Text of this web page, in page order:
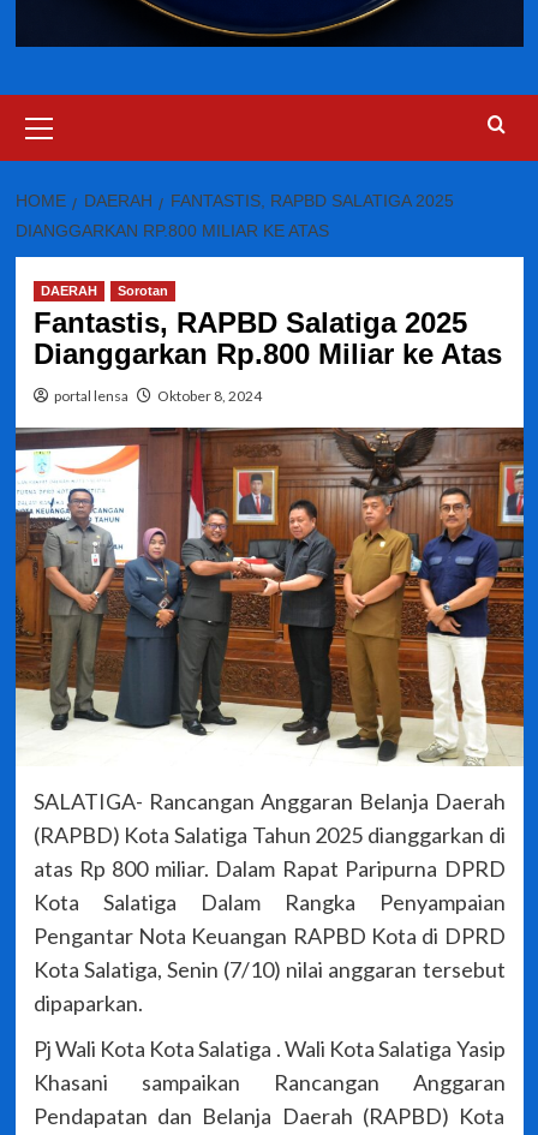
Menu
HOME DAERAH
FANTASTIS, RAPBD SALATIGA 2025
DIANGGARKAN RP.800 MILIAR KE ATAS
DAERAH Sorotan
Fantastis, RAPBD Salatiga 2025
Dianggarkan Rp.800 Miliar ke Atas
portal lensa Oktober 8, 2024
SALATIGA- Rancangan Anggaran Belanja Daerah
(RAPBD) Kota Salatiga Tahun 2025 dianggarkan di
atas Rp 800 miliar. Dalam Rapat Paripurna DPRD
Kota Salatiga Dalam Rangka Penyampaian
Pengantar Nota Keuangan RAPBD Kota di DPRD
Kota Salatiga, Senin (7/10) nilai anggaran tersebut
dipaparkan.
Pj Wali Kota Kota Salatiga . Wali Kota Salatiga Yasip
Khasani sampaikan Rancangan Anggaran
Pendapatan dan Belanja Daerah (RAPBD) Kota